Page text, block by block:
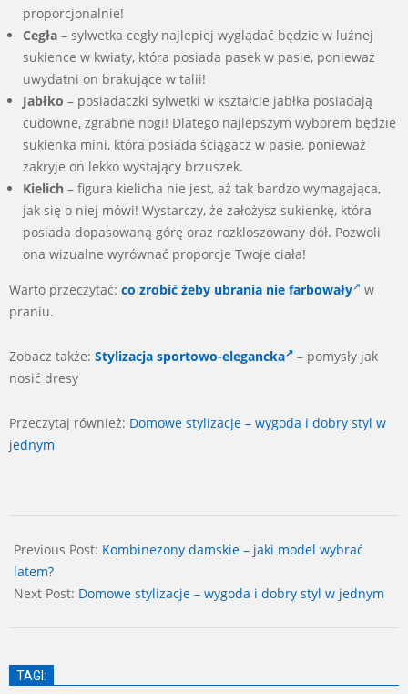
proporcjonalnie!
Cegła – sylwetka cegły najlepiej wyglądać będzie w luźnej
sukience w kwiaty, która posiada pasek w pasie, ponieważ
uwydatni on brakujące w talii!
Jabłko – posiadaczki sylwetki w kształcie jabłka posiadają
cudowne, zgrabne nogi! Dlatego najlepszym wyborem będzie
sukienka mini, która posiada ściągacz w pasie, ponieważ
zakryje on lekko wystający brzuszek.
Kielich – figura kielicha nie jest, aż tak bardzo wymagająca,
jak się o niej mówi! Wystarczy, że założysz sukienkę, która
posiada dopasowaną górę oraz rozkloszowany dół. Pozwoli
ona wizualne wyrównać proporcje Twoje ciała!
Warto przeczytać: co zrobić żeby ubrania nie farbowały
w
praniu.
Zobacz także: Stylizacja sportowo-elegancka
– pomysły jak
nosić dresy
Przeczytaj również: Domowe stylizacje – wygoda i dobry styl w
jednym
02-
28
Previous Post: Kombinezony damskie – jaki model wybrać
latem?
Next Post: Domowe stylizacje – wygoda i dobry styl w jednym
TAGI: